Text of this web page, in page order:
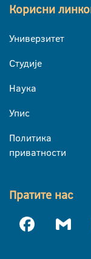
Корисни
Универзитет
Студије
Наука
Упис
Политика
приватности
Пратите нас